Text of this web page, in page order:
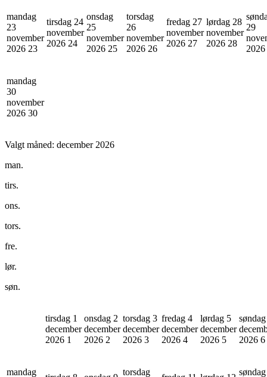
mandag
23
november
2026 23
tirsdag 24
november
2026 24
onsdag
25
november
2026 25
torsdag
26
november
2026 26
fredag 27
november
2026 27
lørdag 28
november
2026 28
29
2026
mandag
30
november
2026 30
Valgt måned: december 2026
man.
tirs.
ons.
tors.
fre.
lør.
søn.
tirsdag 1
december
2026 1
onsdag 2
december
2026 2
torsdag 3
december
2026 3
fredag 4
december
2026 4
lørdag 5
december
2026 5
2026 6
mandag torsdag søndag